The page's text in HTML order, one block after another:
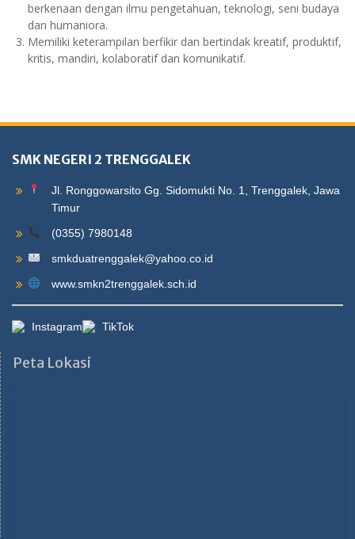
berkenaan dengan ilmu pengetahuan, teknologi, seni budaya
dan humaniora.
Memiliki keterampilan berfikir dan bertindak kreatif, produktif,
kritis, mandiri, kolaboratif dan komunikatif.
SMK NEGERI 2 TRENGGALEK
Jl. Ronggowarsito Gg. Sidomukti No. 1, Trenggalek, Jawa
Timur
(0355) 7980148
smkduatrenggalek@yahoo.co.id
www.smkn2trenggalek.sch.id
Instagram TikTok
Peta Lokasi